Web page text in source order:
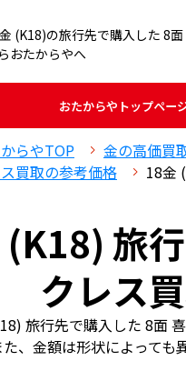
(K18)の旅行先で購入した 8
おたからやへ
おたからや トップペー
らやTOP
金の高価買
買取の参考価格
18金
旅
クレス
旅行先で購入した 8面
た、金額は形状によって